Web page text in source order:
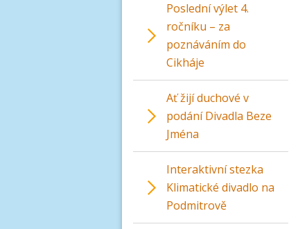
Poslední výlet 4.
ročníku – za
poznáváním do
Cikháje
Ať žijí duchové v
podání Divadla Beze
Jména
Interaktivní stezka
Klimatické divadlo na
Podmitrově